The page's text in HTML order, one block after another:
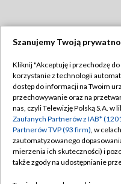
Abonament TVP
Emisja w TVP
Centrum informacji TVP
Naziemna Telewizja
Szanujemy Twoją
Kliknij "Akceptuję i przechodzę
korzystanie z technologii
dostęp do informacji na Twoim
przechowywanie oraz na
nas, czyli Telewizję Polską S.A. w
Zaufanych Partnerów z IAB*
Partnerów TVP (93 firm), w
zautomatyzowanego
mierzenia ich skuteczności) i
także zgody na udostępnianie